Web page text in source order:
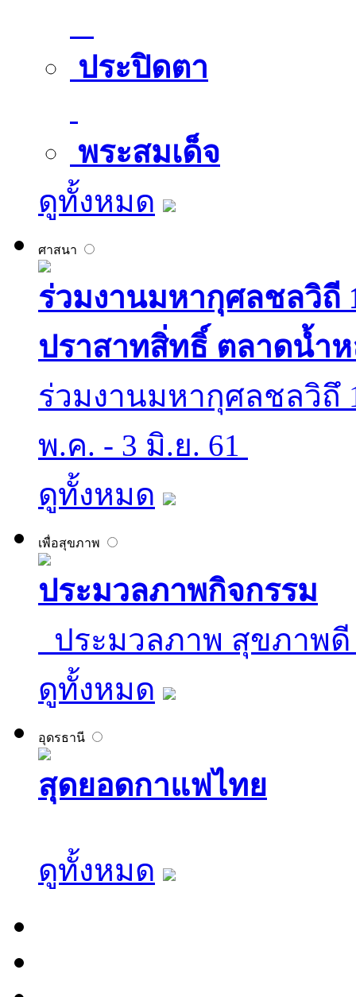
ประปิดตา
พระสมเด็จ
ดูทั้งหมด
ศาสนา
ร่วมงานมหากุศลชลวิถี
ปราสาทสิ่ทธิ์ ตลาดน้ำ
ร่วมงานมหากุศลชลวิถึ
พ.ค. - 3 มิ.ย. 61
ดูทั้งหมด
เพื่อสุขภาพ
ประมวลภาพกิจกรรม
ประมวลภาพ สุขภา
ดูทั้งหมด
อุดรธานี
สุดยอดกาแฟไทย
ดูทั้งหมด